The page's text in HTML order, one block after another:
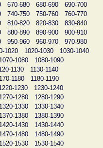
670-680 680-690
690-700
740-750 750-760
760-770
810-820 820-830
830-840
880-890 890-900
900-910
950-960 960-970
970-980
1020 1020-1030
1030-1040
1070-1080
1080-1090
1130
1130-1140
1180
1180-1190
1230
1230-1240
1270-1280
1280-1290
1320-1330
1330-1340
1370-1380
1380-1390
1420-1430
1430-1440
1470-1480
1480-1490
1520-1530
1530-1540